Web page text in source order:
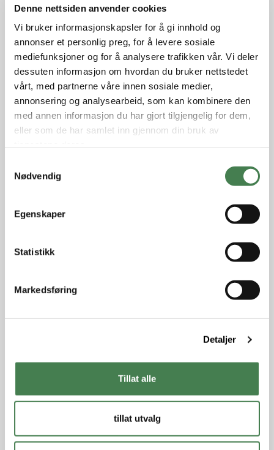
Denne nettsiden anvender cookies
Vi bruker informasjonskapsler for å gi innhold og
annonser et personlig preg, for å levere sosiale
mediefunksjoner og for å analysere trafikken vår. Vi deler
dessuten informasjon om hvordan du bruker nettstedet
vårt, med partnerne våre innen sosiale medier,
annonsering og analysearbeid, som kan kombinere den
med annen informasjon du har gjort tilgjengelig for dem,
eller som de har samlet inn gjennom din bruk av
Nødvendig
Egenskaper
Statistikk
Markedsføring
Detaljer
Tillat alle
tillat utvalg